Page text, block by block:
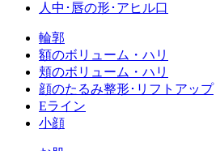
人中･唇の形･アヒル口
輪郭
額のボリューム・ハリ
頬のボリューム・ハリ
顔のたるみ整形･リフトアップ
Eライン
小顔